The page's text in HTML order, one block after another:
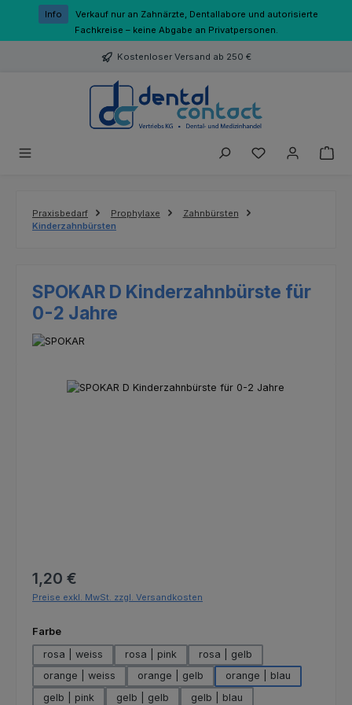
Zum Hauptinhalt springen
Info
Verkauf nur an Zahnärzte, Dentallabore und autorisierte
Fachkreise – keine Abgabe an Privatpersonen.
Kostenloser Versand ab 250 €
Du hast 0
Praxisbedarf Prophylaxe
Zahnbürsten
Kinderzahnbürsten
SPOKAR D Kinderzahnbürste für
0-2 Jahre
Bildergalerie überspringen
Regulärer Preis:
1,20 €
Preise exkl. MwSt. zzgl. Versandkosten
Farbeauswählen
rosa | weiss
rosa | pink
rosa | gelb
orange | weiss
orange | gelb
orange | blau
gelb | pink
gelb | gelb
gelb | blau